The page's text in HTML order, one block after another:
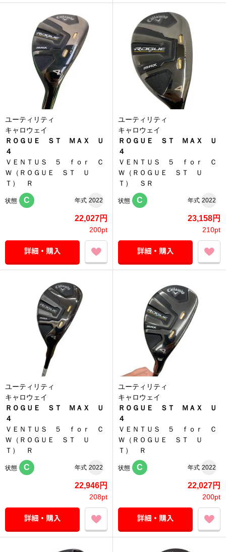
ユーティリティ
キャロウェイ
ＲＯＧＵＥ ＳＴ ＭＡＸ Ｕ
４
ＶＥＮＴＵＳ ５ ｆｏｒ Ｃ
Ｗ（ＲＯＧＵＥ ＳＴ Ｕ
Ｔ） Ｒ
状態 C 年式 2022
22,027円
200pt
ユーティリティ
キャロウェイ
ＲＯＧＵＥ ＳＴ ＭＡＸ Ｕ
４
ＶＥＮＴＵＳ ５ ｆｏｒ Ｃ
Ｗ（ＲＯＧＵＥ ＳＴ Ｕ
Ｔ） ＳＲ
状態 C 年式 2022
23,158円
210pt
ユーティリティ
キャロウェイ
ＲＯＧＵＥ ＳＴ ＭＡＸ Ｕ
４
ＶＥＮＴＵＳ ５ ｆｏｒ Ｃ
Ｗ（ＲＯＧＵＥ ＳＴ Ｕ
Ｔ） Ｒ
状態 C 年式 2022
22,946円
208pt
ユーティリティ
キャロウェイ
ＲＯＧＵＥ ＳＴ ＭＡＸ Ｕ
４
ＶＥＮＴＵＳ ５ ｆｏｒ Ｃ
Ｗ（ＲＯＧＵＥ ＳＴ Ｕ
Ｔ） Ｒ
状態 C 年式 2022
22,027円
200pt